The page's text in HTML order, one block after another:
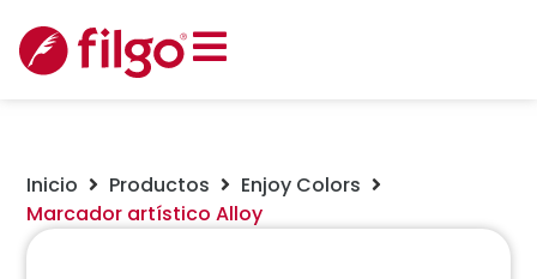
Inicio Productos
Enjoy Colors
Marcador artístico Alloy